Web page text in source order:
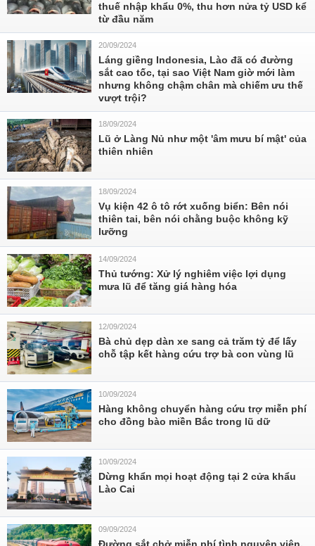
thuế nhập khẩu 0%, thu hơn nửa tỷ USD kể
từ đầu năm
20/09/2024
Láng giềng Indonesia, Lào đã có đường
sắt cao tốc, tại sao Việt Nam giờ mới làm
nhưng không chậm chân mà chiếm ưu thế
vượt trội?
18/09/2024
Lũ ở Làng Nủ như một 'âm mưu bí mật' của
thiên nhiên
18/09/2024
Vụ kiện 42 ô tô rớt xuống biển: Bên nói
thiên tai, bên nói chằng buộc không kỹ
lưỡng
14/09/2024
Thủ tướng: Xử lý nghiêm việc lợi dụng
mưa lũ để tăng giá hàng hóa
12/09/2024
Bà chủ dẹp dàn xe sang cả trăm tỷ để lấy
chỗ tập kết hàng cứu trợ bà con vùng lũ
10/09/2024
Hàng không chuyển hàng cứu trợ miễn phí
cho đồng bào miền Bắc trong lũ dữ
10/09/2024
Dừng khẩn mọi hoạt động tại 2 cửa khẩu
Lào Cai
09/09/2024